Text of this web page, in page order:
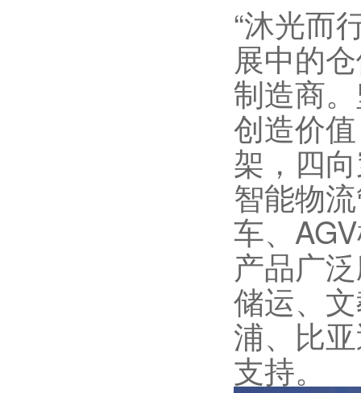
“沐光而
展中的
制造商
创造价
架，四
智能物
车、
产品广
储运、
浦、比
支持。